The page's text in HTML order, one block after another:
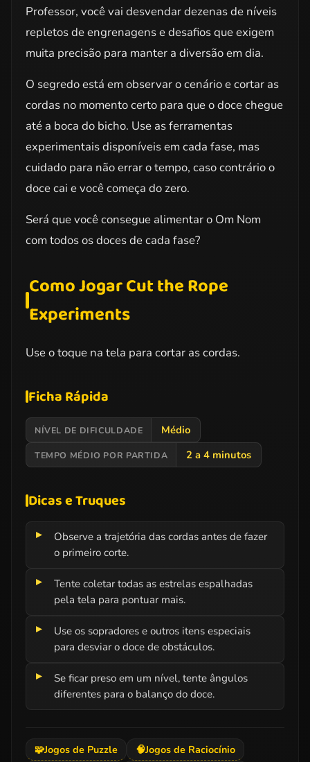
Professor, você vai desvendar dezenas de níveis
repletos de engrenagens e desafios que exigem
muita precisão para manter a diversão em dia.
O segredo está em observar o cenário e cortar as
cordas no momento certo para que o doce chegue
até a boca do bicho. Use as ferramentas
experimentais disponíveis em cada fase, mas
cuidado para não errar o tempo, caso contrário o
doce cai e você começa do zero.
Será que você consegue alimentar o Om Nom
com todos os doces de cada fase?
Como Jogar Cut the Rope
Experiments
Use o toque na tela para cortar as cordas.
Ficha Rápida
NÍVEL DE DIFICULDADE Médio
TEMPO MÉDIO POR PARTIDA 2 a 4 minutos
Dicas e Truques
Observe a trajetória das cordas antes de fazer
o primeiro corte.
Tente coletar todas as estrelas espalhadas
pela tela para pontuar mais.
Use os sopradores e outros itens especiais
para desviar o doce de obstáculos.
Se ficar preso em um nível, tente ângulos
diferentes para o balanço do doce.
🧩Jogos de Puzzle 🧠Jogos de Raciocínio